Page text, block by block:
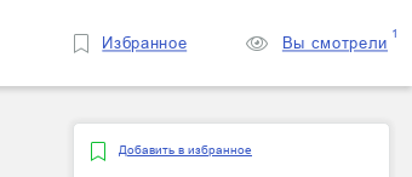
Добавить в избранное
Избранное Вы смотрели
1